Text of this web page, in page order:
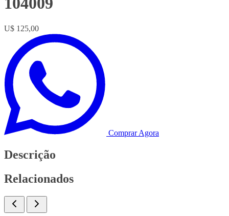
U$ 125,00
Comprar Agora
Descrição
Relacionados